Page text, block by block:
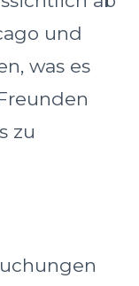
und
was es
zu